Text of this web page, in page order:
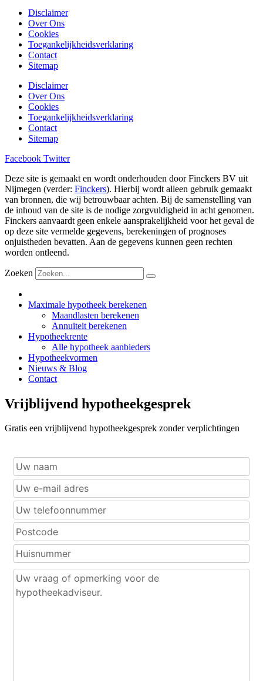
Disclaimer
Over Ons
Cookies
Toegankelijkheidsverklaring
Contact
Sitemap
Disclaimer
Over Ons
Cookies
Toegankelijkheidsverklaring
Contact
Sitemap
Facebook Twitter
Deze site is gemaakt en wordt onderhouden door Finckers BV uit
Nijmegen (verder: Finckers). Hierbij wordt alleen gebruik gemaakt
van bronnen, die wij betrouwbaar achten. Bij de samenstelling van
de inhoud van de site is de nodige zorgvuldigheid in acht genomen.
Finckers aanvaardt geen enkele aansprakelijkheid voor het geval de
op deze site vermelde gegevens, berekeningen of prognoses
onjuistheden bevatten. Aan de gegevens kunnen geen rechten
worden ontleend.
Zoeken
Maximale hypotheek berekenen
Maandlasten berekenen
Annuïteit berekenen
Hypotheekrente
Alle hypotheek aanbieders
Hypotheekvormen
Nieuws & Blog
Contact
Vrijblijvend hypotheekgesprek
Gratis een vrijblijvend hypotheekgesprek zonder verplichtingen